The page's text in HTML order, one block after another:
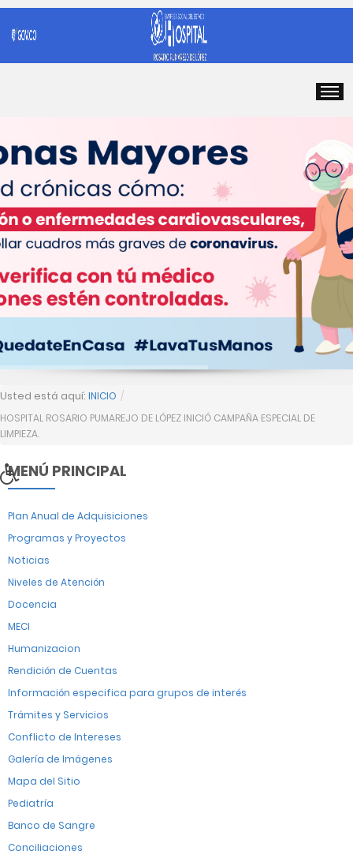
Usted está aquí: INICIO /
HOSPITAL ROSARIO PUMAREJO DE LÓPEZ INICIÓ CAMPAÑA ESPECIAL DE
LIMPIEZA.
MENÚ PRINCIPAL
Plan Anual de Adquisiciones
Programas y Proyectos
Noticias
Niveles de Atención
Docencia
MECI
Humanizacion
Rendición de Cuentas
Información especifica para grupos de interés
Trámites y Servicios
Conflicto de Intereses
Galería de Imágenes
Mapa del Sitio
Pediatría
Banco de Sangre
Conciliaciones